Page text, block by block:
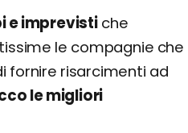
e imprevistiche
le compagnie che
fornire risarcimenti ad
le migliori